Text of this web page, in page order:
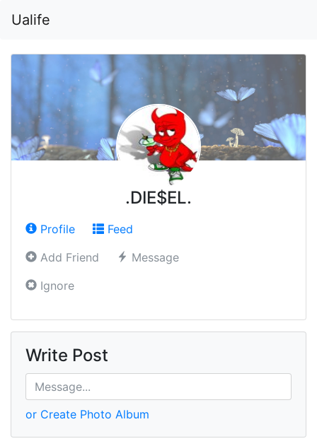
Ualife
.DIE$EL.
Profile
Feed
Add Friend
Message
Ignore
Write Post
or Create Photo Album